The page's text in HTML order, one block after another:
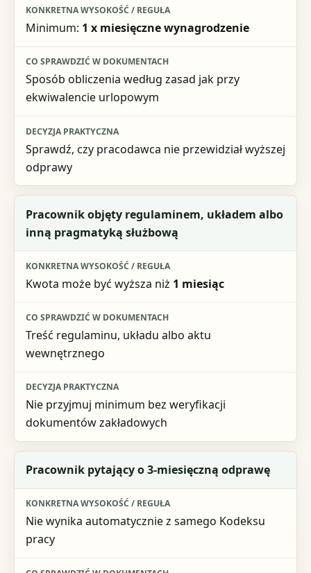
Co sprawdzić w dokumentach
Decyzja praktyczna
Minimum: 1 x miesięczne wynagrodzenie
Sposób obliczenia według zasad jak przy
ekwiwalencie urlopowym
Sprawdź, czy pracodawca nie przewidział wyższej
odprawy
Pracownik objęty regulaminem, układem albo
inną pragmatyką służbową
Kwota może być wyższa niż 1 miesiąc
Treść regulaminu, układu albo aktu
wewnętrznego
Nie przyjmuj minimum bez weryfikacji
dokumentów zakładowych
Pracownik pytający o3-miesięczną odprawę
Nie wynika automatycznie z samego Kodeksu
pracy